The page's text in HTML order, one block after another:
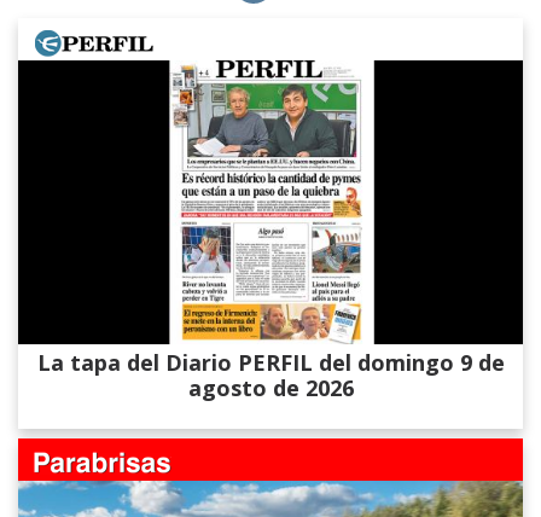
La tapa del Diario PERFIL del domingo 9 de
agosto de 2026